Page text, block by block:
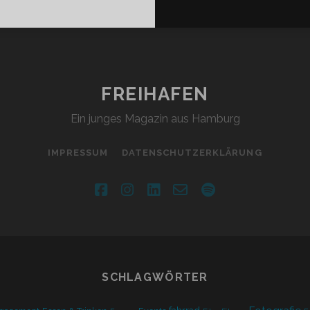
FREIHAFEN
Ein junges Magazin aus Hamburg
IMPRESSUM DATENSCHUTZERKLÄRUNG
facebookinstagram
linkedin
email-spotify
SCHLAGWÖRTER